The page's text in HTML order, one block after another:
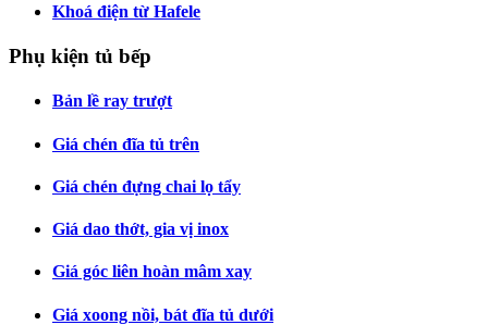
Khoá điện từ Hafele
Phụ kiện tủ bếp
Bản lề ray trượt
Giá chén đĩa tủ trên
Giá chén đựng chai lọ tẩy
Giá dao thớt, gia vị inox
Giá góc liên hoàn mâm xay
Giá xoong nồi, bát đĩa tủ dưới